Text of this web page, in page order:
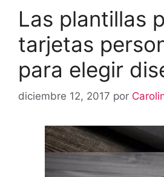
Las plantillas
tarjetas
para elegir
diciembre 12, 2017 por